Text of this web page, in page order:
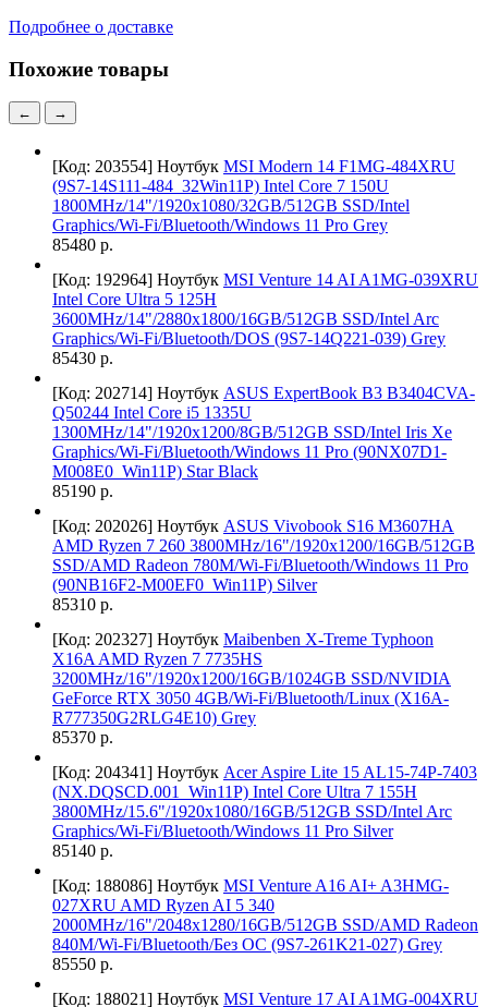
Подробнее о доставке
Похожие товары
← →
[Код: 203554] Ноутбук MSI Modern 14 F1MG-484XRU
(9S7-14S111-484_32Win11P) Intel Core 7 150U
1800MHz/14"/1920x1080/32GB/512GB SSD/Intel
Graphics/Wi-Fi/Bluetooth/Windows 11 Pro Grey
85480 р.
[Код: 192964] Ноутбук MSI Venture 14 AI A1MG-039XRU
Intel Core Ultra 5 125H
3600MHz/14"/2880x1800/16GB/512GB SSD/Intel Arc
Graphics/Wi-Fi/Bluetooth/DOS (9S7-14Q221-039) Grey
85430 р.
[Код: 202714] Ноутбук ASUS ExpertBook B3 B3404CVA-
Q50244 Intel Core i5 1335U
1300MHz/14"/1920x1200/8GB/512GB SSD/Intel Iris Xe
Graphics/Wi-Fi/Bluetooth/Windows 11 Pro (90NX07D1-
M008E0_Win11P) Star Black
85190 р.
[Код: 202026] Ноутбук ASUS Vivobook S16 M3607HA
AMD Ryzen 7 260 3800MHz/16"/1920x1200/16GB/512GB
SSD/AMD Radeon 780M/Wi-Fi/Bluetooth/Windows 11 Pro
(90NB16F2-M00EF0_Win11P) Silver
85310 р.
[Код: 202327] Ноутбук Maibenben X-Treme Typhoon
X16A AMD Ryzen 7 7735HS
3200MHz/16"/1920x1200/16GB/1024GB SSD/NVIDIA
GeForce RTX 3050 4GB/Wi-Fi/Bluetooth/Linux (X16A-
R777350G2RLG4E10) Grey
85370 р.
[Код: 204341] Ноутбук Acer Aspire Lite 15 AL15-74P-7403
(NX.DQSCD.001_Win11P) Intel Core Ultra 7 155H
3800MHz/15.6"/1920x1080/16GB/512GB SSD/Intel Arc
Graphics/Wi-Fi/Bluetooth/Windows 11 Pro Silver
85140 р.
[Код: 188086] Ноутбук MSI Venture A16 AI+ A3HMG-
027XRU AMD Ryzen AI 5 340
2000MHz/16"/2048x1280/16GB/512GB SSD/AMD Radeon
840M/Wi-Fi/Bluetooth/Без ОС (9S7-261K21-027) Grey
85550 р.
[Код: 188021] Ноутбук MSI Venture 17 AI A1MG-004XRU